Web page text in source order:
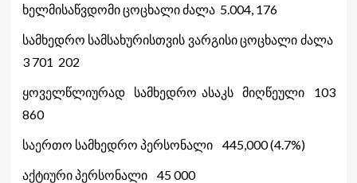
ხელმისაწვდომი ცოცხალი ძალა 5.004, 176
სამხედრო სამსახურისთვის ვარგისი ცოცხალი ძალა
3 701 202
ყოველწლიურად სამხედრო ასაკს მიღწეული 103
860
საერთო სამხედრო პერსონალი 445,000 (4.7%)
აქტიური პერსონალი 45 000